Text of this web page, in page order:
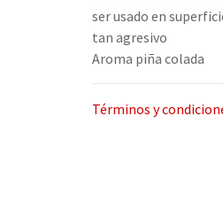
ser usado en
tan agresivo
Aroma piña colada
Términos y